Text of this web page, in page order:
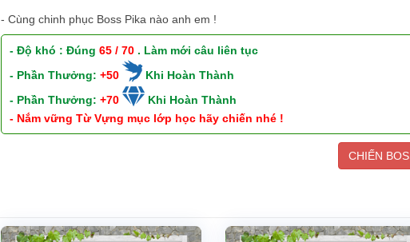
- Cùng chinh phục Boss Pika nào anh em !
- Độ khó : Đúng 65 / 70. Làm mới câu liên tục
- Phần Thưởng: +50
Khi Hoàn Thành
- Phần Thưởng: +70
Khi Hoàn Thành
- Nắm vững Từ Vựng mục lớp học hãy chiến nhé !
CHIẾN